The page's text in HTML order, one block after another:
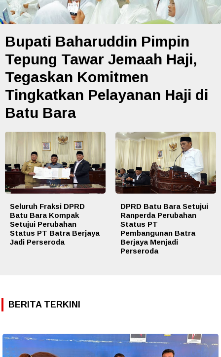
Bupati Baharuddin Pimpin
Tepung Tawar Jemaah Haji,
Tegaskan Komitmen
Tingkatkan Pelayanan Haji di
Batu Bara
Seluruh Fraksi DPRD
Batu Bara Kompak
Setujui Perubahan
Status PT Batra Berjaya
Jadi Perseroda
DPRD Batu Bara Setujui
Ranperda Perubahan
Status PT
Pembangunan Batra
Berjaya Menjadi
Perseroda
BERITA TERKINI